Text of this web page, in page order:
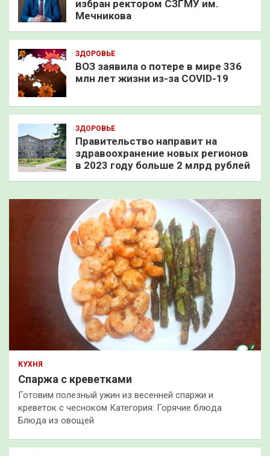
избран ректором СЗГМУ им.
Мечникова
ЗДОРОВЬЕ
ВОЗ заявила о потере в мире 336
млн лет жизни из-за COVID-19
ЗДОРОВЬЕ
Правительство направит на
здравоохранение новых регионов
в 2023 году больше 2 млрд рублей
КУХНЯ
Спаржа с креветками
Готовим полезный ужин из весенней спаржи и
креветок с чесноком Категория: Горячие блюда
Блюда из овощей